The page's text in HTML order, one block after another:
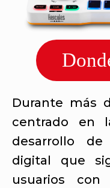
Durante más
centrado en
desarrollo
digital que
usuarios con